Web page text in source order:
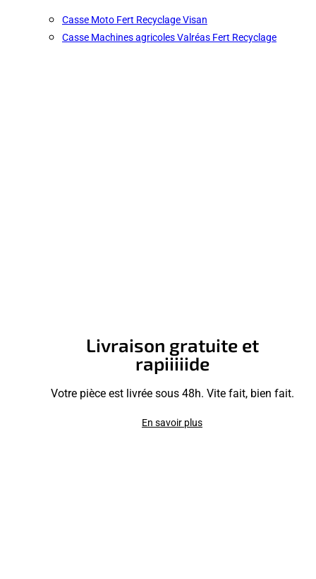
Casse Moto Fert Recyclage Visan
Casse Machines agricoles Valréas Fert Recyclage
Livraison gratuite et
rapiiiiide
Votre pièce est livrée sous 48h. Vite fait, bien fait.
En savoir plus